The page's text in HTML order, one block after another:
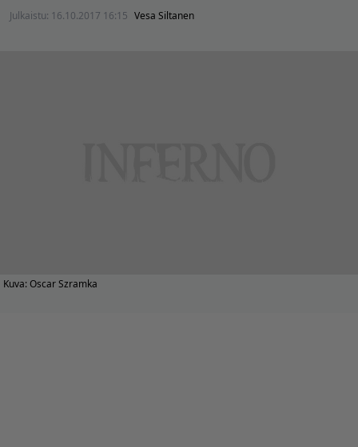
Julkaistu: 16.10.2017 16:15 Vesa Siltanen
Kuva: Oscar Szramka